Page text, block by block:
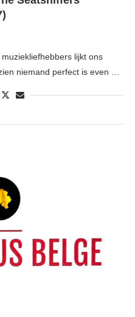
lijkt ons
niemand perfect is even …